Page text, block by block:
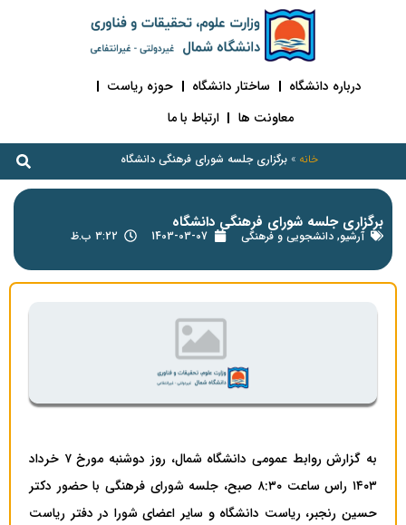
درباره دانشگاه ساختار دانشگاه
حوزه ریاست
معاونت ها
ارتباط با ما
خانه »برگزاری جلسه شورای فرهنگی دانشگاه
برگزاری جلسه شورای فرهنگی دانشگاه
آرشیو, دانشجویی و فرهنگی 1403-03-07 3:22 ب.ظ
به گزارش روابط عمومی دانشگاه شمال، روز دوشنبه مورخ ۷ خرداد
۱۴۰۳ راس ساعت ۸:۳۰ صبح، جلسه شورای فرهنگی با حضور دکتر
حسین رنجبر، ریاست دانشگاه و سایر اعضای شورا در دفتر ریاست